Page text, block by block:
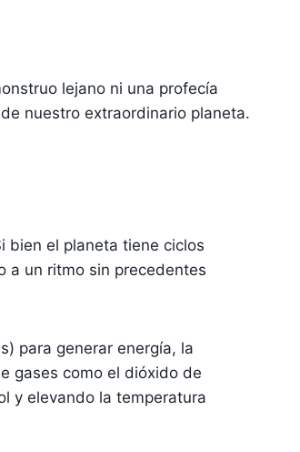
lejano ni una profecía
nuestro extraordinario planeta.
bien el planeta tiene ciclos
a un ritmo sin precedentes
para generar energía, la
gases como el dióxido de
y elevando la temperatura